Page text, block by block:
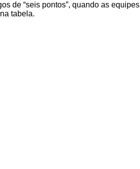
de “seis pontos”, quando as equipes
tabela.